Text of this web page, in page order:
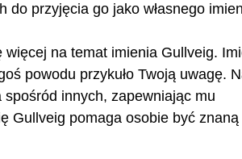
do przyjęcia go jako własnego
na temat imienia Gullveig.
powodu przykuło Twoją uwagę.
innych, zapewniając mu
Gullveig pomaga osobie być znaną